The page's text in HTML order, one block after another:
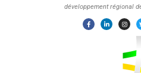
développement régional